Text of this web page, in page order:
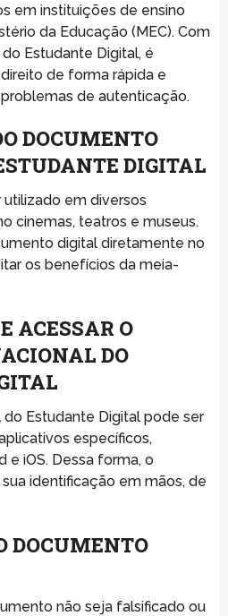
em instituições de ensino
da Educação (MEC). Com
Estudante Digital, é
de forma rápida e
de autenticação.
DOCUMENTO
DIGITAL
em diversos
cinemas, teatros e museus.
digital diretamente no
os benefícios da meia-
ACESSAR O
DO
Estudante Digital pode ser
específicos,
e iOS. Dessa forma, o
identificação em mãos, de
DOCUMENTO
não seja falsificado ou